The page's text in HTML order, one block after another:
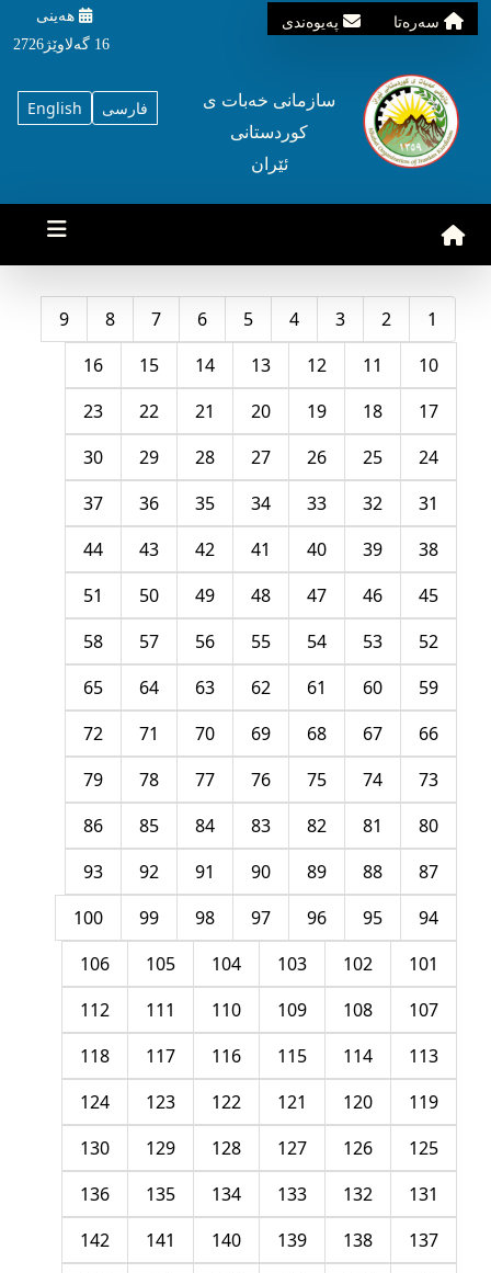
سه‌ره‌تا په‌یوه‌ندی
هه‌ینی
16 گه‌لاوێژ2726
English فارسی
سازمانی خه‌بات ی
کوردستانی
ئێران
1
2
3
4
5
6
7
8
9
10
11
12
13
14
15
16
17
18
19
20
21
22
23
24
25
26
27
28
29
30
31
32
33
34
35
36
37
38
39
40
41
42
43
44
45
46
47
48
49
50
51
52
53
54
55
56
57
58
59
60
61
62
63
64
65
66
67
68
69
70
71
72
73
74
75
76
77
78
79
80
81
82
83
84
85
86
87
88
89
90
91
92
93
94
95
96
97
98
99
100
101
102
103
104
105
106
107
108
109
110
111
112
113
114
115
116
117
118
119
120
121
122
123
124
125
126
127
128
129
130
131
132
133
134
135
136
137
138
139
140
141
142